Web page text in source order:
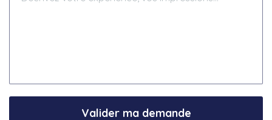
Valider ma demande